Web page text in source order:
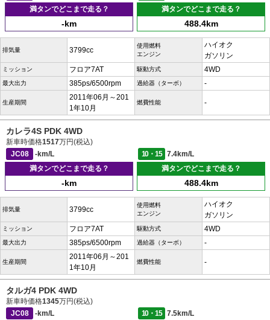
満タンでどこまで走る？
-km
満タンでどこまで走る？
488.4km
排気量 3799cc
使用燃料
エンジン
ハイオク
ガソリン
ミッション フロア7AT 駆動方式 4WD
最大出力 385ps/6500rpm 過給器（ターボ） -
生産期間
2011年06月～201
1年10月
燃費性能 -
カレラ4S PDK 4WD
新車時価格1517万円(税込)
JC08
-km/L 10・15
7.4km/L
満タンでどこまで走る？
-km
満タンでどこまで走る？
488.4km
排気量 3799cc
使用燃料
エンジン
ハイオク
ガソリン
ミッション フロア7AT 駆動方式 4WD
最大出力 385ps/6500rpm 過給器（ターボ） -
生産期間
2011年06月～201
1年10月
燃費性能 -
タルガ4 PDK 4WD
新車時価格1345万円(税込)
JC08
-km/L 10・15
7.5km/L